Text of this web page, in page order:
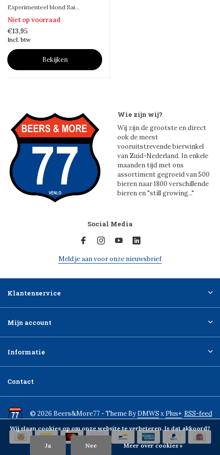
Experimenteel blond Sai...
Niet op voorraad
€13,95
Incl. btw
Bekijken
Wie zijn wij?
Wij zijn de grootste en direct
ook de meest
vooruitstrevende bierwinkel
van Zuid-Nederland. In enkele
maanden tijd met ons
assortiment gegroeid van 500
bieren naar 1800 verschillende
bieren en "still growing..."
Social Media
Meld je aan voor onze nieuwsbrief
Klantenservice
Mijn account
Informatie
Contact
© 2026 Beers&More77 - Theme ByDMWS x Plus+ RSS-feed
Wij slaan cookies op om onze website te verbeteren. Is dat akkoord?
Ja Nee Meer over cookies »